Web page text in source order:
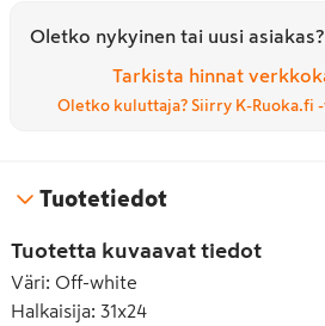
Oletko nykyinen tai uusi asiakas?
Tarkista hinnat
Oletko kuluttaja? Siirry K-Ruoka.fi
Tuotetiedot
Tuotetta kuvaavat tiedot
Väri: Off-white
Halkaisija: 31x24